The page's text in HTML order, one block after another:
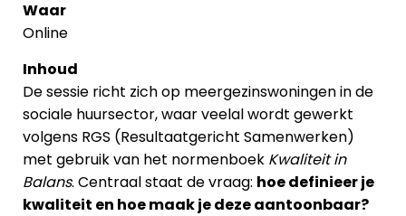
Waar
Online
Inhoud
De sessie richt zich op meergezinswoningen in de
sociale huursector, waar veelal wordt gewerkt
volgens RGS (Resultaatgericht Samenwerken)
met gebruik van het normenboek Kwaliteit in
Balans. Centraal staat de vraag: hoe definieer je
kwaliteit en hoe maak je deze aantoonbaar?